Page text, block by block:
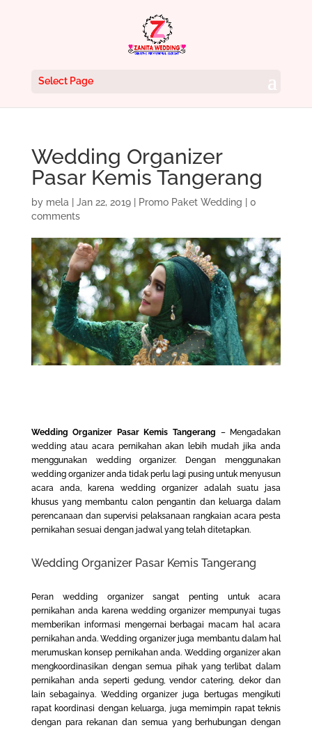
Select Page
Wedding Organizer
Pasar Kemis Tangerang
by mela Jan 22, 2019| Promo Paket Wedding
0
comments
Wedding Organizer Pasar Kemis Tangerang – Mengadakan
wedding atau acara pernikahan akan lebih mudah jika anda
menggunakan wedding organizer. Dengan menggunakan
wedding organizer anda tidak perlu lagi pusing untuk menyusun
acara anda, karena wedding organizer adalah suatu jasa
khusus yang membantu calon pengantin dan keluarga dalam
perencanaan dan supervisi pelaksanaan rangkaian acara pesta
pernikahan sesuai dengan jadwal yang telah ditetapkan.
Wedding Organizer Pasar Kemis Tangerang
Peran wedding organizer sangat penting untuk acara
pernikahan anda karena wedding organizer mempunyai tugas
memberikan informasi mengernai berbagai macam hal acara
pernikahan anda. Wedding organizer juga membantu dalam hal
merumuskan konsep pernikahan anda. Wedding organizer akan
mengkoordinasikan dengan semua pihak yang terlibat dalam
pernikahan anda seperti gedung, vendor catering, dekor dan
lain sebagainya. Wedding organizer juga bertugas mengikuti
rapat koordinasi dengan keluarga, juga memimpin rapat teknis
dengan para rekanan dan semua yang berhubungan dengan